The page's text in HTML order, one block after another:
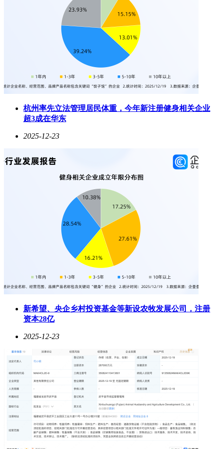
杭州率先立法管理居民体重，今年新注册健身相关企业
超3成在华东
2025-12-23
新希望、央企乡村投资基金等新设农牧发展公司，注册
资本28亿
2025-12-23